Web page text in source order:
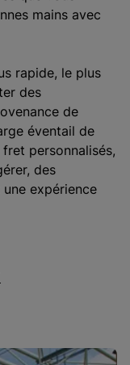
mains avec
rapide, le plus
des
de
éventail de
personnalisés,
des
expérience